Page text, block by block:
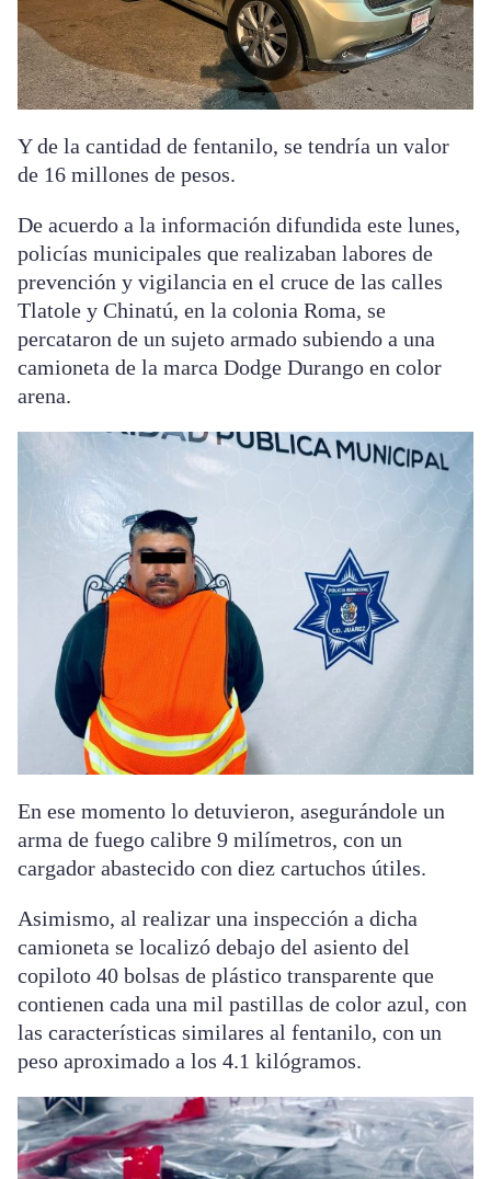
Y de la cantidad de fentanilo, se tendría un valor
de 16 millones de pesos.
De acuerdo a la información difundida este lunes,
policías municipales que realizaban labores de
prevención y vigilancia en el cruce de las calles
Tlatole y Chinatú, en la colonia Roma, se
percataron de un sujeto armado subiendo a una
camioneta de la marca Dodge Durango en color
arena.
En ese momento lo detuvieron, asegurándole un
arma de fuego calibre 9 milímetros, con un
cargador abastecido con diez cartuchos útiles.
Asimismo, al realizar una inspección a dicha
camioneta se localizó debajo del asiento del
copiloto 40 bolsas de plástico transparente que
contienen cada una mil pastillas de color azul, con
las características similares al fentanilo, con un
peso aproximado a los 4.1 kilógramos.